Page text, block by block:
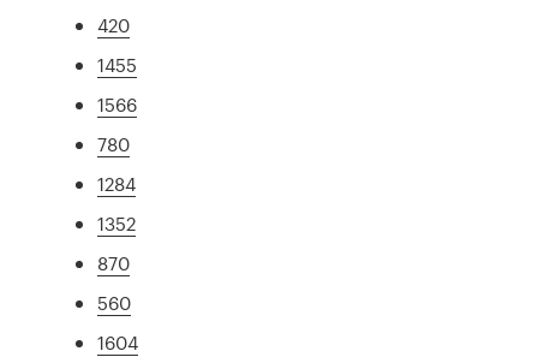
420
1455
1566
780
1284
1352
870
560
1604